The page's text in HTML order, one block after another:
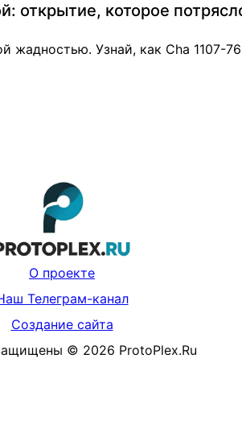
открытие, которое
Узнай, как Cha 1107-
О проекте
Телеграм-канал
Создание сайта
© 2026 ProtoPlex.Ru